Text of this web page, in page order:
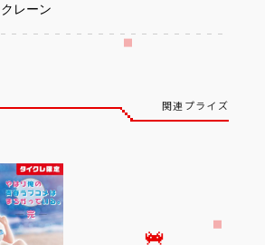
レーン
関連プライズ